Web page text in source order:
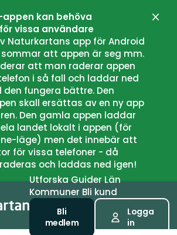
kan behöva
vissa användare
Naturkartans app för Android
att appen är seg mm.
att man raderar appen
i så fall och laddar ned
den fungera bättre. Den
skall ersättas av en ny app
Den gamla appen laddar
landet lokalt i appen (för
läge) men det innebär att
för vissa telefoner - då
och laddas ned igen!
UtforskaGuiderLän
Kommuner Bli kund
Bli
medlem
Logga
in